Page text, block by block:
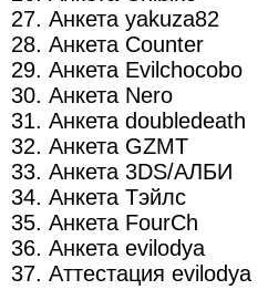
27. Анкета yakuza82
28. Анкета Counter
29. Анкета Evilchocobo
30. Анкета Nero
31. Анкета doubledeath
32. Анкета GZMT
33. Анкета 3DS/АЛБИ
34. Анкета Тэйлс
35. Анкета FourCh
36. Анкета evilodya
37. Аттестация evilodya